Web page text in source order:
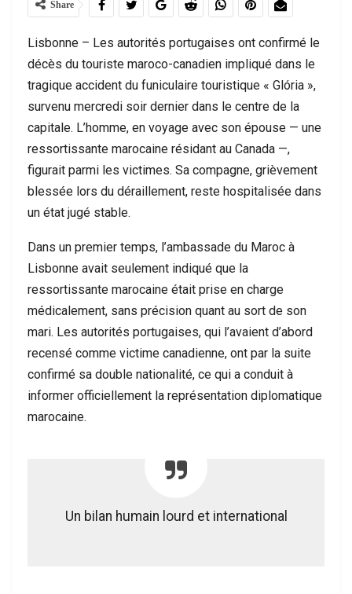
Share
Lisbonne – Les autorités portugaises ont confirmé le
décès du touriste maroco-canadien impliqué dans le
tragique accident du funiculaire touristique « Glória »,
survenu mercredi soir dernier dans le centre de la
capitale. L’homme, en voyage avec son épouse — une
ressortissante marocaine résidant au Canada —,
figurait parmi les victimes. Sa compagne, grièvement
blessée lors du déraillement, reste hospitalisée dans
un état jugé stable.
Dans un premier temps, l’ambassade du Maroc à
Lisbonne avait seulement indiqué que la
ressortissante marocaine était prise en charge
médicalement, sans précision quant au sort de son
mari. Les autorités portugaises, qui l’avaient d’abord
recensé comme victime canadienne, ont par la suite
confirmé sa double nationalité, ce qui a conduit à
informer officiellement la représentation diplomatique
marocaine.
Un bilan humain lourd et international